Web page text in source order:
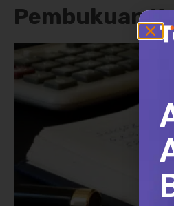
Pembukuan